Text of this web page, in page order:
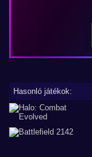
Hasonló játékok: